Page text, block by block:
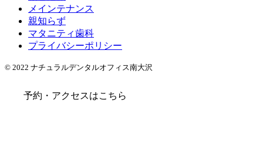
メインテナンス
親知らず
マタニティ歯科
プライバシーポリシー
© 2022 ナチュラルデンタルオフィス南大沢
予約・アクセスはこちら